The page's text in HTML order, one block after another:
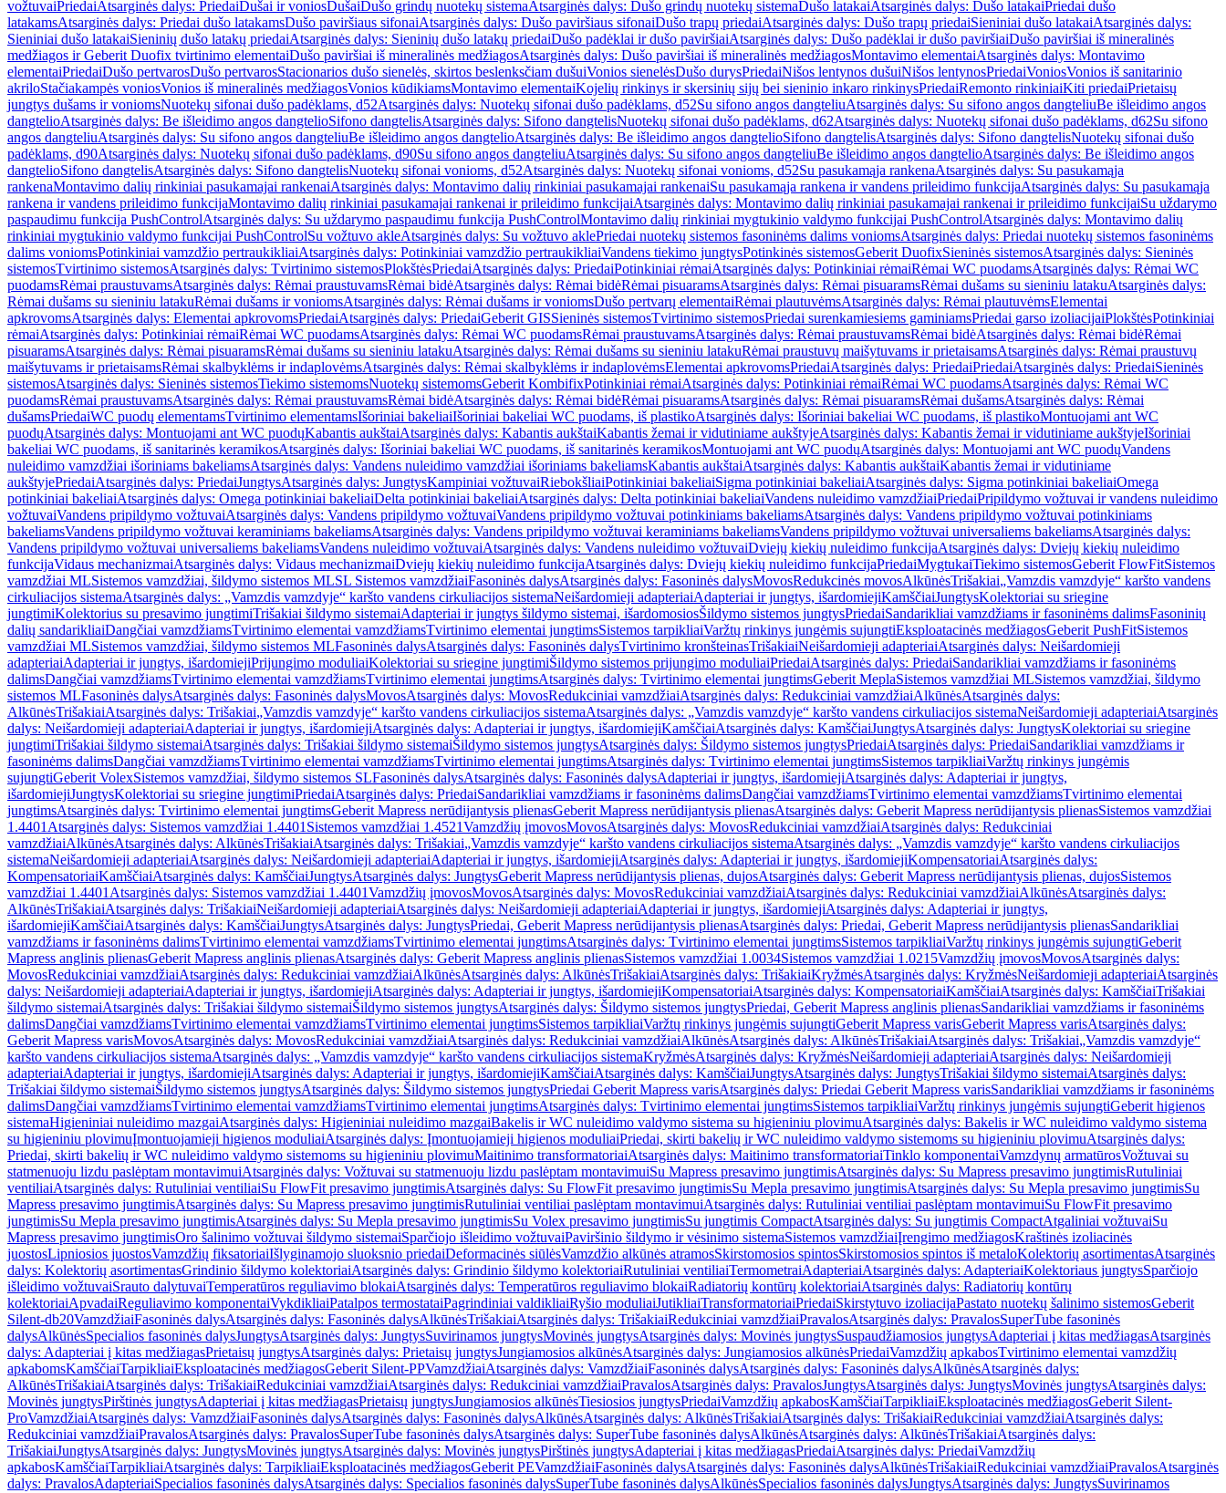
vožtuvaiPriedaiAtsarginės dalys: PriedaiDušai ir voniosDušaiDušo grindų nuotekų sistemaAtsarginės dalys: Dušo grindų nuotekų sistemaDušo latakaiAtsarginės dalys: Dušo latakaiPriedai dušo
latakamsAtsarginės dalys: Priedai dušo latakamsDušo paviršiaus sifonaiAtsarginės dalys: Dušo paviršiaus sifonaiDušo trapų priedaiAtsarginės dalys: Dušo trapų priedaiSieniniai dušo latakaiAtsarginės dalys:
Sieniniai dušo latakaiSieninių dušo latakų priedaiAtsarginės dalys: Sieninių dušo latakų priedaiDušo padėklai ir dušo paviršiaiAtsarginės dalys: Dušo padėklai ir dušo paviršiaiDušo paviršiai iš mineralinės
medžiagos ir Geberit Duofix tvirtinimo elementaiDušo paviršiai iš mineralinės medžiagosAtsarginės dalys: Dušo paviršiai iš mineralinės medžiagosMontavimo elementaiAtsarginės dalys: Montavimo
elementaiPriedaiDušo pertvarosDušo pertvarosStacionarios dušo sienelės, skirtos beslenksčiam dušuiVonios sienelėsDušo durysPriedaiNišos lentynos dušuiNišos lentynosPriedaiVoniosVonios iš sanitarinio
akriloStačiakampės voniosVonios iš mineralinės medžiagosVonios kūdikiamsMontavimo elementaiKojelių rinkinys ir skersinių sijų bei sieninio inkaro rinkinysPriedaiRemonto rinkiniaiKiti priedaiPrietaisų
jungtys dušams ir voniomsNuotekų sifonai dušo padėklams, d52Atsarginės dalys: Nuotekų sifonai dušo padėklams, d52Su sifono angos dangteliuAtsarginės dalys: Su sifono angos dangteliuBe išleidimo angos
dangtelioAtsarginės dalys: Be išleidimo angos dangtelioSifono dangtelisAtsarginės dalys: Sifono dangtelisNuotekų sifonai dušo padėklams, d62Atsarginės dalys: Nuotekų sifonai dušo padėklams, d62Su sifono
angos dangteliuAtsarginės dalys: Su sifono angos dangteliuBe išleidimo angos dangtelioAtsarginės dalys: Be išleidimo angos dangtelioSifono dangtelisAtsarginės dalys: Sifono dangtelisNuotekų sifonai dušo
padėklams, d90Atsarginės dalys: Nuotekų sifonai dušo padėklams, d90Su sifono angos dangteliuAtsarginės dalys: Su sifono angos dangteliuBe išleidimo angos dangtelioAtsarginės dalys: Be išleidimo angos
dangtelioSifono dangtelisAtsarginės dalys: Sifono dangtelisNuotekų sifonai vonioms, d52Atsarginės dalys: Nuotekų sifonai vonioms, d52Su pasukamąja rankenaAtsarginės dalys: Su pasukamąja
rankenaMontavimo dalių rinkiniai pasukamajai rankenaiAtsarginės dalys: Montavimo dalių rinkiniai pasukamajai rankenaiSu pasukamąja rankena ir vandens prileidimo funkcijaAtsarginės dalys: Su pasukamąja
rankena ir vandens prileidimo funkcijaMontavimo dalių rinkiniai pasukamajai rankenai ir prileidimo funkcijaiAtsarginės dalys: Montavimo dalių rinkiniai pasukamajai rankenai ir prileidimo funkcijaiSu uždarymo
paspaudimu funkcija PushControlAtsarginės dalys: Su uždarymo paspaudimu funkcija PushControlMontavimo dalių rinkiniai mygtukinio valdymo funkcijai PushControlAtsarginės dalys: Montavimo dalių
rinkiniai mygtukinio valdymo funkcijai PushControlSu vožtuvo akleAtsarginės dalys: Su vožtuvo aklePriedai nuotekų sistemos fasoninėms dalims voniomsAtsarginės dalys: Priedai nuotekų sistemos fasoninėms
dalims voniomsPotinkiniai vamzdžio pertraukikliaiAtsarginės dalys: Potinkiniai vamzdžio pertraukikliaiVandens tiekimo jungtysPotinkinės sistemosGeberit DuofixSieninės sistemosAtsarginės dalys: Sieninės
sistemosTvirtinimo sistemosAtsarginės dalys: Tvirtinimo sistemosPlokštėsPriedaiAtsarginės dalys: PriedaiPotinkiniai rėmaiAtsarginės dalys: Potinkiniai rėmaiRėmai WC puodamsAtsarginės dalys: Rėmai WC
puodamsRėmai praustuvamsAtsarginės dalys: Rėmai praustuvamsRėmai bidėAtsarginės dalys: Rėmai bidėRėmai pisuaramsAtsarginės dalys: Rėmai pisuaramsRėmai dušams su sieniniu latakuAtsarginės dalys:
Rėmai dušams su sieniniu latakuRėmai dušams ir voniomsAtsarginės dalys: Rėmai dušams ir voniomsDušo pertvarų elementaiRėmai plautuvėmsAtsarginės dalys: Rėmai plautuvėmsElementai
apkrovomsAtsarginės dalys: Elementai apkrovomsPriedaiAtsarginės dalys: PriedaiGeberit GISSieninės sistemosTvirtinimo sistemosPriedai surenkamiesiems gaminiamsPriedai garso izoliacijaiPlokštėsPotinkiniai
rėmaiAtsarginės dalys: Potinkiniai rėmaiRėmai WC puodamsAtsarginės dalys: Rėmai WC puodamsRėmai praustuvamsAtsarginės dalys: Rėmai praustuvamsRėmai bidėAtsarginės dalys: Rėmai bidėRėmai
pisuaramsAtsarginės dalys: Rėmai pisuaramsRėmai dušams su sieniniu latakuAtsarginės dalys: Rėmai dušams su sieniniu latakuRėmai praustuvų maišytuvams ir prietaisamsAtsarginės dalys: Rėmai praustuvų
maišytuvams ir prietaisamsRėmai skalbyklėms ir indaplovėmsAtsarginės dalys: Rėmai skalbyklėms ir indaplovėmsElementai apkrovomsPriedaiAtsarginės dalys: PriedaiPriedaiAtsarginės dalys: PriedaiSieninės
sistemosAtsarginės dalys: Sieninės sistemosTiekimo sistemomsNuotekų sistemomsGeberit KombifixPotinkiniai rėmaiAtsarginės dalys: Potinkiniai rėmaiRėmai WC puodamsAtsarginės dalys: Rėmai WC
puodamsRėmai praustuvamsAtsarginės dalys: Rėmai praustuvamsRėmai bidėAtsarginės dalys: Rėmai bidėRėmai pisuaramsAtsarginės dalys: Rėmai pisuaramsRėmai dušamsAtsarginės dalys: Rėmai
dušamsPriedaiWC puodų elementamsTvirtinimo elementamsIšoriniai bakeliaiIšoriniai bakeliai WC puodams, iš plastikoAtsarginės dalys: Išoriniai bakeliai WC puodams, iš plastikoMontuojami ant WC
puodųAtsarginės dalys: Montuojami ant WC puodųKabantis aukštaiAtsarginės dalys: Kabantis aukštaiKabantis žemai ir vidutiniame aukštyjeAtsarginės dalys: Kabantis žemai ir vidutiniame aukštyjeIšoriniai
bakeliai WC puodams, iš sanitarinės keramikosAtsarginės dalys: Išoriniai bakeliai WC puodams, iš sanitarinės keramikosMontuojami ant WC puodųAtsarginės dalys: Montuojami ant WC puodųVandens
nuleidimo vamzdžiai išoriniams bakeliamsAtsarginės dalys: Vandens nuleidimo vamzdžiai išoriniams bakeliamsKabantis aukštaiAtsarginės dalys: Kabantis aukštaiKabantis žemai ir vidutiniame
aukštyjePriedaiAtsarginės dalys: PriedaiJungtysAtsarginės dalys: JungtysKampiniai vožtuvaiRiebokšliaiPotinkiniai bakeliaiSigma potinkiniai bakeliaiAtsarginės dalys: Sigma potinkiniai bakeliaiOmega
potinkiniai bakeliaiAtsarginės dalys: Omega potinkiniai bakeliaiDelta potinkiniai bakeliaiAtsarginės dalys: Delta potinkiniai bakeliaiVandens nuleidimo vamzdžiaiPriedaiPripildymo vožtuvai ir vandens nuleidimo
vožtuvaiVandens pripildymo vožtuvaiAtsarginės dalys: Vandens pripildymo vožtuvaiVandens pripildymo vožtuvai potinkiniams bakeliamsAtsarginės dalys: Vandens pripildymo vožtuvai potinkiniams
bakeliamsVandens pripildymo vožtuvai keraminiams bakeliamsAtsarginės dalys: Vandens pripildymo vožtuvai keraminiams bakeliamsVandens pripildymo vožtuvai universaliems bakeliamsAtsarginės dalys:
Vandens pripildymo vožtuvai universaliems bakeliamsVandens nuleidimo vožtuvaiAtsarginės dalys: Vandens nuleidimo vožtuvaiDviejų kiekių nuleidimo funkcijaAtsarginės dalys: Dviejų kiekių nuleidimo
funkcijaVidaus mechanizmaiAtsarginės dalys: Vidaus mechanizmaiDviejų kiekių nuleidimo funkcijaAtsarginės dalys: Dviejų kiekių nuleidimo funkcijaPriedaiMygtukaiTiekimo sistemosGeberit FlowFitSistemos
vamzdžiai MLSistemos vamzdžiai, šildymo sistemos MLSL Sistemos vamzdžiaiFasoninės dalysAtsarginės dalys: Fasoninės dalysMovosRedukcinės movosAlkūnėsTrišakiai„Vamzdis vamzdyje“ karšto vandens
cirkuliacijos sistemaAtsarginės dalys: „Vamzdis vamzdyje“ karšto vandens cirkuliacijos sistemaNeišardomieji adapteriaiAdapteriai ir jungtys, išardomiejiKamščiaiJungtysKolektoriai su sriegine
jungtimiKolektorius su presavimo jungtimiTrišakiai šildymo sistemaiAdapteriai ir jungtys šildymo sistemai, išardomosiosŠildymo sistemos jungtysPriedaiSandarikliai vamzdžiams ir fasoninėms dalimsFasoninių
dalių sandarikliaiDangčiai vamzdžiamsTvirtinimo elementai vamzdžiamsTvirtinimo elementai jungtimsSistemos tarpikliaiVaržtų rinkinys jungėmis sujungtiEksploatacinės medžiagosGeberit PushFitSistemos
vamzdžiai MLSistemos vamzdžiai, šildymo sistemos MLFasoninės dalysAtsarginės dalys: Fasoninės dalysTvirtinimo kronšteinasTrišakiaiNeišardomieji adapteriaiAtsarginės dalys: Neišardomieji
adapteriaiAdapteriai ir jungtys, išardomiejiPrijungimo moduliaiKolektoriai su sriegine jungtimiŠildymo sistemos prijungimo moduliaiPriedaiAtsarginės dalys: PriedaiSandarikliai vamzdžiams ir fasoninėms
dalimsDangčiai vamzdžiamsTvirtinimo elementai vamzdžiamsTvirtinimo elementai jungtimsAtsarginės dalys: Tvirtinimo elementai jungtimsGeberit MeplaSistemos vamzdžiai MLSistemos vamzdžiai, šildymo
sistemos MLFasoninės dalysAtsarginės dalys: Fasoninės dalysMovosAtsarginės dalys: MovosRedukciniai vamzdžiaiAtsarginės dalys: Redukciniai vamzdžiaiAlkūnėsAtsarginės dalys:
AlkūnėsTrišakiaiAtsarginės dalys: Trišakiai„Vamzdis vamzdyje“ karšto vandens cirkuliacijos sistemaAtsarginės dalys: „Vamzdis vamzdyje“ karšto vandens cirkuliacijos sistemaNeišardomieji adapteriaiAtsarginės
dalys: Neišardomieji adapteriaiAdapteriai ir jungtys, išardomiejiAtsarginės dalys: Adapteriai ir jungtys, išardomiejiKamščiaiAtsarginės dalys: KamščiaiJungtysAtsarginės dalys: JungtysKolektoriai su sriegine
jungtimiTrišakiai šildymo sistemaiAtsarginės dalys: Trišakiai šildymo sistemaiŠildymo sistemos jungtysAtsarginės dalys: Šildymo sistemos jungtysPriedaiAtsarginės dalys: PriedaiSandarikliai vamzdžiams ir
fasoninėms dalimsDangčiai vamzdžiamsTvirtinimo elementai vamzdžiamsTvirtinimo elementai jungtimsAtsarginės dalys: Tvirtinimo elementai jungtimsSistemos tarpikliaiVaržtų rinkinys jungėmis
sujungtiGeberit VolexSistemos vamzdžiai, šildymo sistemos SLFasoninės dalysAtsarginės dalys: Fasoninės dalysAdapteriai ir jungtys, išardomiejiAtsarginės dalys: Adapteriai ir jungtys,
išardomiejiJungtysKolektoriai su sriegine jungtimiPriedaiAtsarginės dalys: PriedaiSandarikliai vamzdžiams ir fasoninėms dalimsDangčiai vamzdžiamsTvirtinimo elementai vamzdžiamsTvirtinimo elementai
jungtimsAtsarginės dalys: Tvirtinimo elementai jungtimsGeberit Mapress nerūdijantysis plienasGeberit Mapress nerūdijantysis plienasAtsarginės dalys: Geberit Mapress nerūdijantysis plienasSistemos vamzdžiai
1.4401 Atsarginės dalys: Sistemos vamzdžiai 1.4401 Sistemos vamzdžiai 1.4521Vamzdžių įmovosMovosAtsarginės dalys: MovosRedukciniai vamzdžiaiAtsarginės dalys: Redukciniai
vamzdžiaiAlkūnėsAtsarginės dalys: AlkūnėsTrišakiaiAtsarginės dalys: Trišakiai„Vamzdis vamzdyje“ karšto vandens cirkuliacijos sistemaAtsarginės dalys: „Vamzdis vamzdyje“ karšto vandens cirkuliacijos
sistemaNeišardomieji adapteriaiAtsarginės dalys: Neišardomieji adapteriaiAdapteriai ir jungtys, išardomiejiAtsarginės dalys: Adapteriai ir jungtys, išardomiejiKompensatoriaiAtsarginės dalys:
KompensatoriaiKamščiaiAtsarginės dalys: KamščiaiJungtysAtsarginės dalys: JungtysGeberit Mapress nerūdijantysis plienas, dujosAtsarginės dalys: Geberit Mapress nerūdijantysis plienas, dujosSistemos
vamzdžiai 1.4401 Atsarginės dalys: Sistemos vamzdžiai 1.4401Vamzdžių įmovosMovosAtsarginės dalys: MovosRedukciniai vamzdžiaiAtsarginės dalys: Redukciniai vamzdžiaiAlkūnėsAtsarginės dalys:
AlkūnėsTrišakiaiAtsarginės dalys: TrišakiaiNeišardomieji adapteriaiAtsarginės dalys: Neišardomieji adapteriaiAdapteriai ir jungtys, išardomiejiAtsarginės dalys: Adapteriai ir jungtys,
išardomiejiKamščiaiAtsarginės dalys: KamščiaiJungtysAtsarginės dalys: JungtysPriedai, Geberit Mapress nerūdijantysis plienasAtsarginės dalys: Priedai, Geberit Mapress nerūdijantysis plienasSandarikliai
vamzdžiams ir fasoninėms dalimsTvirtinimo elementai vamzdžiamsTvirtinimo elementai jungtimsAtsarginės dalys: Tvirtinimo elementai jungtimsSistemos tarpikliaiVaržtų rinkinys jungėmis sujungtiGeberit
Mapress anglinis plienasGeberit Mapress anglinis plienasAtsarginės dalys: Geberit Mapress anglinis plienasSistemos vamzdžiai 1.0034Sistemos vamzdžiai 1.0215Vamzdžių įmovosMovosAtsarginės dalys:
MovosRedukciniai vamzdžiaiAtsarginės dalys: Redukciniai vamzdžiaiAlkūnėsAtsarginės dalys: AlkūnėsTrišakiaiAtsarginės dalys: TrišakiaiKryžmėsAtsarginės dalys: KryžmėsNeišardomieji adapteriaiAtsarginės
dalys: Neišardomieji adapteriaiAdapteriai ir jungtys, išardomiejiAtsarginės dalys: Adapteriai ir jungtys, išardomiejiKompensatoriaiAtsarginės dalys: KompensatoriaiKamščiaiAtsarginės dalys: KamščiaiTrišakiai
šildymo sistemaiAtsarginės dalys: Trišakiai šildymo sistemaiŠildymo sistemos jungtysAtsarginės dalys: Šildymo sistemos jungtysPriedai, Geberit Mapress anglinis plienasSandarikliai vamzdžiams ir fasoninėms
dalimsDangčiai vamzdžiamsTvirtinimo elementai vamzdžiamsTvirtinimo elementai jungtimsSistemos tarpikliaiVaržtų rinkinys jungėmis sujungtiGeberit Mapress varisGeberit Mapress varisAtsarginės dalys:
Geberit Mapress varisMovosAtsarginės dalys: MovosRedukciniai vamzdžiaiAtsarginės dalys: Redukciniai vamzdžiaiAlkūnėsAtsarginės dalys: AlkūnėsTrišakiaiAtsarginės dalys: Trišakiai„Vamzdis vamzdyje“
karšto vandens cirkuliacijos sistemaAtsarginės dalys: „Vamzdis vamzdyje“ karšto vandens cirkuliacijos sistemaKryžmėsAtsarginės dalys: KryžmėsNeišardomieji adapteriaiAtsarginės dalys: Neišardomieji
adapteriaiAdapteriai ir jungtys, išardomiejiAtsarginės dalys: Adapteriai ir jungtys, išardomiejiKamščiaiAtsarginės dalys: KamščiaiJungtysAtsarginės dalys: JungtysTrišakiai šildymo sistemaiAtsarginės dalys:
Trišakiai šildymo sistemaiŠildymo sistemos jungtysAtsarginės dalys: Šildymo sistemos jungtysPriedai Geberit Mapress varisAtsarginės dalys: Priedai Geberit Mapress varisSandarikliai vamzdžiams ir fasoninėms
dalimsDangčiai vamzdžiamsTvirtinimo elementai vamzdžiamsTvirtinimo elementai jungtimsAtsarginės dalys: Tvirtinimo elementai jungtimsSistemos tarpikliaiVaržtų rinkinys jungėmis sujungtiGeberit higienos
sistemaHigieniniai nuleidimo mazgaiAtsarginės dalys: Higieniniai nuleidimo mazgaiBakelis ir WC nuleidimo valdymo sistema su higieniniu plovimuAtsarginės dalys: Bakelis ir WC nuleidimo valdymo sistema
su higieniniu plovimuĮmontuojamieji higienos moduliaiAtsarginės dalys: Įmontuojamieji higienos moduliaiPriedai, skirti bakelių ir WC nuleidimo valdymo sistemoms su higieniniu plovimuAtsarginės dalys:
Priedai, skirti bakelių ir WC nuleidimo valdymo sistemoms su higieniniu plovimuMaitinimo transformatoriaiAtsarginės dalys: Maitinimo transformatoriaiTinklo komponentaiVamzdynų armatūrosVožtuvai su
statmenuoju lizdu paslėptam montavimuiAtsarginės dalys: Vožtuvai su statmenuoju lizdu paslėptam montavimuiSu Mapress presavimo jungtimisAtsarginės dalys: Su Mapress presavimo jungtimisRutuliniai
ventiliaiAtsarginės dalys: Rutuliniai ventiliaiSu FlowFit presavimo jungtimisAtsarginės dalys: Su FlowFit presavimo jungtimisSu Mepla presavimo jungtimisAtsarginės dalys: Su Mepla presavimo jungtimisSu
Mapress presavimo jungtimisAtsarginės dalys: Su Mapress presavimo jungtimisRutuliniai ventiliai paslėptam montavimuiAtsarginės dalys: Rutuliniai ventiliai paslėptam montavimuiSu FlowFit presavimo
jungtimisSu Mepla presavimo jungtimisAtsarginės dalys: Su Mepla presavimo jungtimisSu Volex presavimo jungtimisSu jungtimis CompactAtsarginės dalys: Su jungtimis CompactAtgaliniai vožtuvaiSu
Mapress presavimo jungtimisOro šalinimo vožtuvai šildymo sistemaiSparčiojo išleidimo vožtuvaiPaviršinio šildymo ir vėsinimo sistemaSistemos vamzdžiaiĮrengimo medžiagosKraštinės izoliacinės
juostosLipniosios juostosVamzdžių fiksatoriaiIšlyginamojo sluoksnio priedaiDeformacinės siūlėsVamzdžio alkūnės atramosSkirstomosios spintosSkirstomosios spintos iš metaloKolektorių asortimentasAtsarginės
dalys: Kolektorių asortimentasGrindinio šildymo kolektoriaiAtsarginės dalys: Grindinio šildymo kolektoriaiRutuliniai ventiliaiTermometraiAdapteriaiAtsarginės dalys: AdapteriaiKolektoriaus jungtysSparčiojo
išleidimo vožtuvaiSrauto dalytuvaiTemperatūros reguliavimo blokaiAtsarginės dalys: Temperatūros reguliavimo blokaiRadiatorių kontūrų kolektoriaiAtsarginės dalys: Radiatorių kontūrų
kolektoriaiApvadaiReguliavimo komponentaiVykdikliaiPatalpos termostataiPagrindiniai valdikliaiRyšio moduliaiJutikliaiTransformatoriaiPriedaiSkirstytuvo izoliacijaPastato nuotekų šalinimo sistemosGeberit
Silent-db20VamzdžiaiFasoninės dalysAtsarginės dalys: Fasoninės dalysAlkūnėsTrišakiaiAtsarginės dalys: TrišakiaiRedukciniai vamzdžiaiPravalosAtsarginės dalys: PravalosSuperTube fasoninės
dalysAlkūnėsSpecialios fasoninės dalysJungtysAtsarginės dalys: JungtysSuvirinamos jungtysMovinės jungtysAtsarginės dalys: Movinės jungtysSuspaudžiamosios jungtysAdapteriai į kitas medžiagasAtsarginės
dalys: Adapteriai į kitas medžiagasPrietaisų jungtysAtsarginės dalys: Prietaisų jungtysJungiamosios alkūnėsAtsarginės dalys: Jungiamosios alkūnėsPriedaiVamzdžių apkabosTvirtinimo elementai vamzdžių
apkabomsKamščiaiTarpikliaiEksploatacinės medžiagosGeberit Silent-PPVamzdžiaiAtsarginės dalys: VamzdžiaiFasoninės dalysAtsarginės dalys: Fasoninės dalysAlkūnėsAtsarginės dalys:
AlkūnėsTrišakiaiAtsarginės dalys: TrišakiaiRedukciniai vamzdžiaiAtsarginės dalys: Redukciniai vamzdžiaiPravalosAtsarginės dalys: PravalosJungtysAtsarginės dalys: JungtysMovinės jungtysAtsarginės dalys:
Movinės jungtysPirštinės jungtysAdapteriai į kitas medžiagasPrietaisų jungtysJungiamosios alkūnėsTiesiosios jungtysPriedaiVamzdžių apkabosKamščiaiTarpikliaiEksploatacinės medžiagosGeberit Silent-
ProVamzdžiaiAtsarginės dalys: VamzdžiaiFasoninės dalysAtsarginės dalys: Fasoninės dalysAlkūnėsAtsarginės dalys: AlkūnėsTrišakiaiAtsarginės dalys: TrišakiaiRedukciniai vamzdžiaiAtsarginės dalys:
Redukciniai vamzdžiaiPravalosAtsarginės dalys: PravalosSuperTube fasoninės dalysAtsarginės dalys: SuperTube fasoninės dalysAlkūnėsAtsarginės dalys: AlkūnėsTrišakiaiAtsarginės dalys:
TrišakiaiJungtysAtsarginės dalys: JungtysMovinės jungtysAtsarginės dalys: Movinės jungtysPirštinės jungtysAdapteriai į kitas medžiagasPriedaiAtsarginės dalys: PriedaiVamzdžių
apkabosKamščiaiTarpikliaiAtsarginės dalys: TarpikliaiEksploatacinės medžiagosGeberit PEVamzdžiaiFasoninės dalysAtsarginės dalys: Fasoninės dalysAlkūnėsTrišakiaiRedukciniai vamzdžiaiPravalosAtsarginės
dalys: PravalosAdapteriaiSpecialios fasoninės dalysAtsarginės dalys: Specialios fasoninės dalysSuperTube fasoninės dalysAlkūnėsSpecialios fasoninės dalysJungtysAtsarginės dalys: JungtysSuvirinamos